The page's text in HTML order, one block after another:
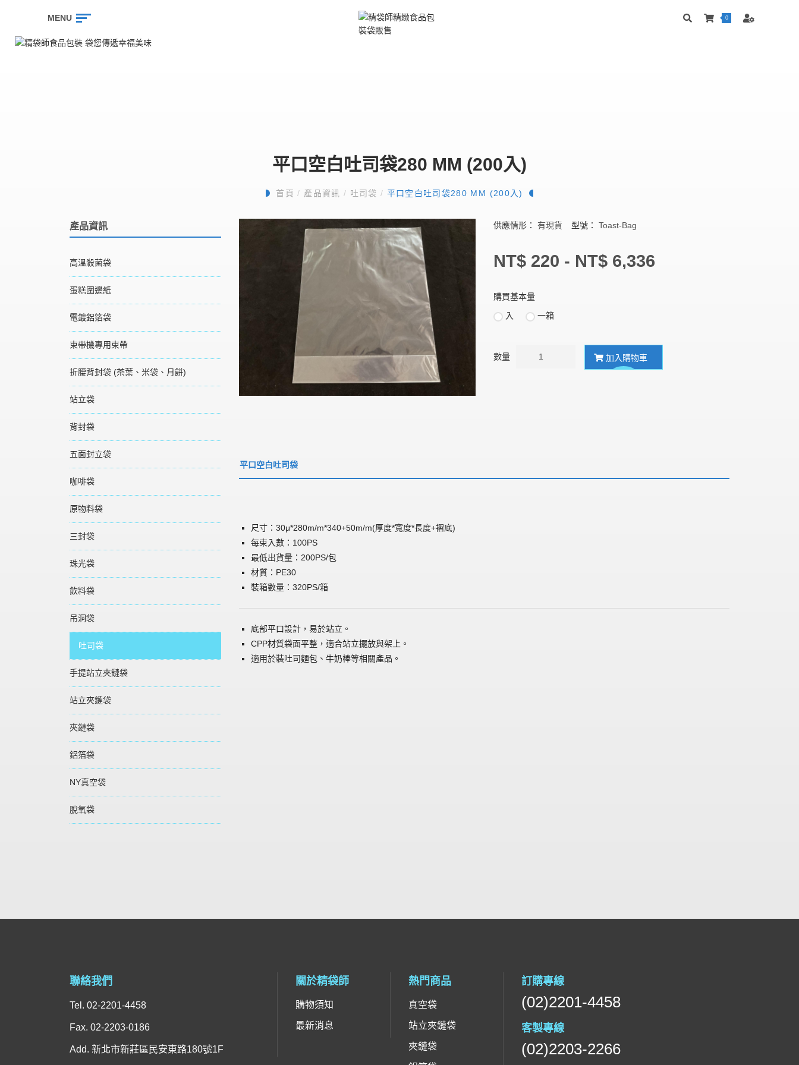
MENU 0
平口空白吐司袋280 MM (200入)
首頁/ 產品資訊 / 吐司袋 / 平口空白吐司袋280 MM (200入)
產品資訊
高溫殺菌袋
蛋糕圍邊紙
電鍍鋁箔袋
束帶機專用束帶
折腰背封袋 (茶葉、米袋、月餅)
站立袋
背封袋
五面封立袋
咖啡袋
原物料袋
三封袋
珠光袋
飲料袋
吊洞袋
吐司袋
手提站立夾鏈袋
站立夾鏈袋
夾鏈袋
鋁箔袋
NY真空袋
脫氧袋
供應情形： 有現貨 型號： Toast-Bag
NT$ 220 - NT$ 6,336
購買基本量
入
一箱
數量 加入購物車
平口空白吐司袋
尺寸：30μ*280m/m*340+50m/m(厚度*寬度*長度+褶底)
每束入數：100PS
最低出貨量：200PS/包
材質：PE30
裝箱數量：320PS/箱
底部平口設計，易於站立。
CPP材質袋面平整，適合站立擺放與架上。
適用於裝吐司麵包、牛奶棒等相關產品。
聯絡我們
Tel. 02-2201-4458
Fax. 02-2203-0186
Add. 新北市新莊區民安東路180號1F
關於精袋師
購物須知
最新消息
熱門商品
真空袋
站立夾鏈袋
夾鏈袋
訂購專線
(02)2201-4458
客製專線
(02)2203-2266